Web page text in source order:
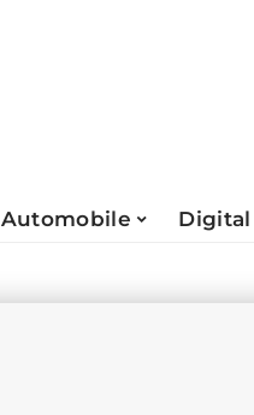
Automobile Digital